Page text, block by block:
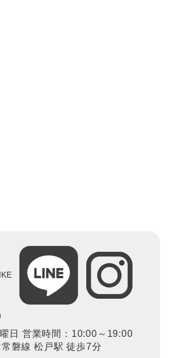
日 営業時間：10:00～19:00
磐線 松戸駅 徒歩7分